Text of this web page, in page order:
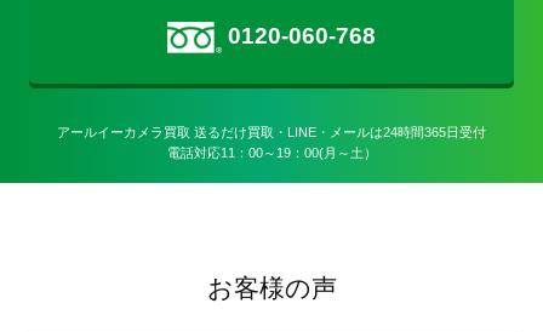
0120-060-768
アールイーカメラ買取 送るだけ買取・LINE・メールは24時間365日受付
電話対応11：00～19：00(月～土）
お客様の声